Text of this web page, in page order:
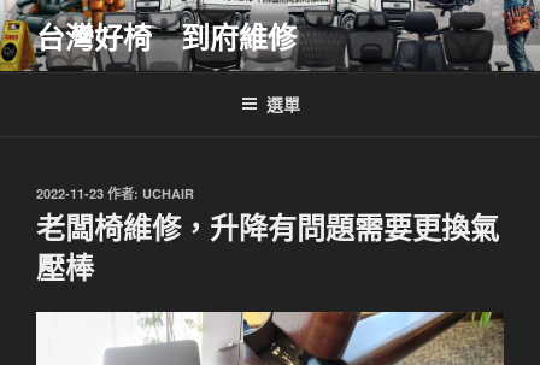
跳
至
主
台灣好椅 到府維修
選單
發
佈
於
2022-11-23 作者: UCHAIR
老闆椅維修，升降有問題需要更換氣
壓棒